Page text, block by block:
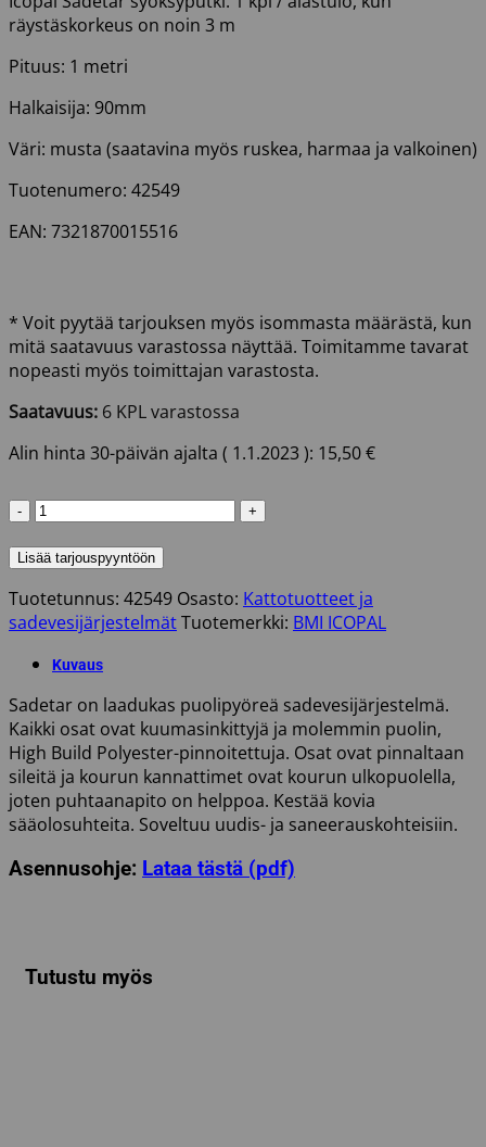
räystäskorkeus on noin 3 m
Pituus: 1 metri
Halkaisija: 90mm
Väri: musta (saatavina myös ruskea, harmaa ja valkoinen)
Tuotenumero: 42549
EAN: 7321870015516
* Voit pyytää tarjouksen myös isommasta määrästä, kun
mitä saatavuus varastossa näyttää. Toimitamme tavarat
nopeasti myös toimittajan varastosta.
Saatavuus: 6 KPL varastossa
Alin hinta 30-päivän ajalta ( 1.1.2023): 15,50€
SYÖKSYPUTKI
TERÄS
1M
HARMAA
määrä
Lisää tarjouspyyntöön
Tuotetunnus: 42549 Osasto: Kattotuotteet ja
sadevesijärjestelmätTuotemerkki: BMI ICOPAL
Kuvaus
Sadetar on laadukas puolipyöreä sadevesijärjestelmä.
Kaikki osat ovat kuumasinkittyjä ja molemmin puolin,
High Build Polyester-pinnoitettuja. Osat ovat pinnaltaan
sileitä ja kourun kannattimet ovat kourun ulkopuolella,
joten puhtaanapito on helppoa. Kestää kovia
sääolosuhteita. Soveltuu uudis- ja saneerauskohteisiin.
Asennusohje: Lataa tästä (pdf)
Tutustu myös